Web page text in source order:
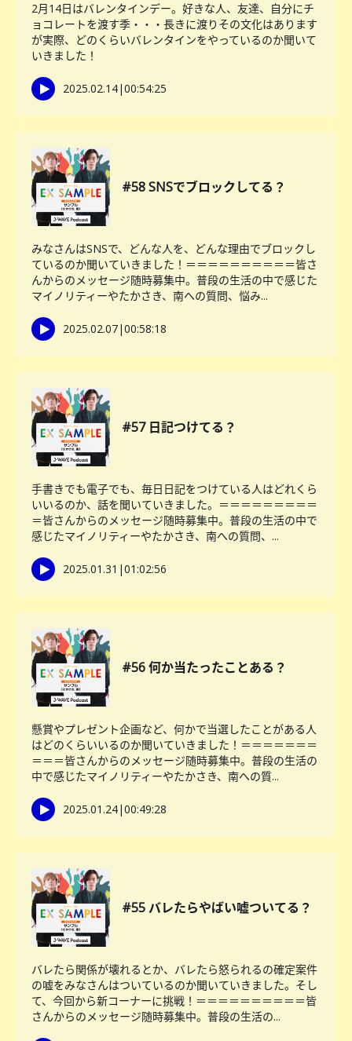
2月14日はバレンタインデー。好きな人、友達、自分にチ
ョコレートを渡す季・・・長きに渡りその文化はあります
が実際、どのくらいバレンタインをやっているのか聞いて
いきました！
2025.02.14|00:54:25
#58 SNSでブロックしてる？
みなさんはSNSで、どんな人を、どんな理由でブロックし
ているのか聞いていきました！＝＝＝＝＝＝＝＝＝＝皆さ
んからのメッセージ随時募集中。普段の生活の中で感じた
マイノリティーやたかさき、南への質問、悩み...
2025.02.07|00:58:18
#57 日記つけてる？
手書きでも電子でも、毎日日記をつけている人はどれくら
いいるのか、話を聞いていきました。＝＝＝＝＝＝＝＝＝
＝皆さんからのメッセージ随時募集中。普段の生活の中で
感じたマイノリティーやたかさき、南への質問、...
2025.01.31 |01:02:56
#56 何か当たったことある？
懸賞やプレゼント企画など、何かで当選したことがある人
はどのくらいいるのか聞いていきました！＝＝＝＝＝＝＝
＝＝＝皆さんからのメッセージ随時募集中。普段の生活の
中で感じたマイノリティーやたかさき、南への質...
2025.01.24|00:49:28
#55 バレたらやばい嘘ついてる？
バレたら関係が壊れるとか、バレたら怒られるの確定案件
の嘘をみなさんはついているのか聞いていきました。そし
て、今回から新コーナーに挑戦！＝＝＝＝＝＝＝＝＝＝皆
さんからのメッセージ随時募集中。普段の生活の...